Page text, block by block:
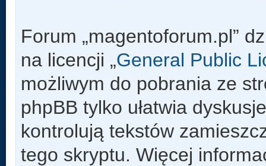
Forum „magentoforum.pl”
na licencji „General Public
możliwym do pobrania ze
phpBB tylko ułatwia
kontrolują tekstów
tego skryptu. Więcej